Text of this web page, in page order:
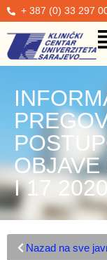
+ 387 (0) 33 297
OBJAVE
I 17
Nazad na sve